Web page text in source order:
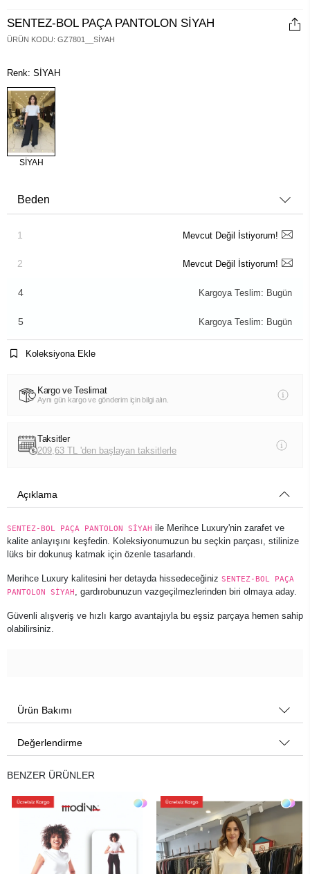
SENTEZ-BOL PAÇA PANTOLON SİYAH
ÜRÜN KODU: GZ7801__SİYAH
Renk: SİYAH
SİYAH
Beden
1 Mevcut Değil İstiyorum!
2 Mevcut Değil İstiyorum!
4 Kargoya Teslim: Bugün
5 Kargoya Teslim: Bugün
Koleksiyona Ekle
Kargo ve Teslimat
Aynı gün kargo ve gönderim için bilgi alın.
Taksitler
209,63 TL 'den başlayan taksitlerle
Açıklama
SENTEZ-BOL PAÇA PANTOLON SİYAH ile Merihce Luxury'nin zarafet ve
kalite anlayışını keşfedin. Koleksiyonumuzun bu seçkin parçası, stilinize
lüks bir dokunuş katmak için özenle tasarlandı.
Merihce Luxury kalitesini her detayda hissedeceğiniz SENTEZ-BOL PAÇA
PANTOLON SİYAH
, gardırobunuzun vazgeçilmezlerinden biri olmaya aday.
Güvenli alışveriş ve hızlı kargo avantajıyla bu eşsiz parçaya hemen sahip
olabilirsiniz.
Ürün Bakımı
Değerlendirme
BENZER ÜRÜNLER